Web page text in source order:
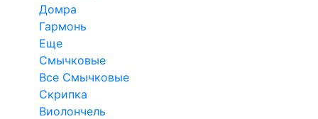
Домра
Гармонь
Еще
Смычковые
Все Смычковые
Скрипка
Виолончель